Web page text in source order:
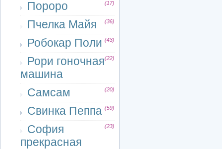
Пороро (17)
Пчелка Майя (36)
Робокар Поли (43)
Рори гоночная
машина
(22)
Самсам (20)
Свинка Пеппа (59)
София
прекрасная
(23)